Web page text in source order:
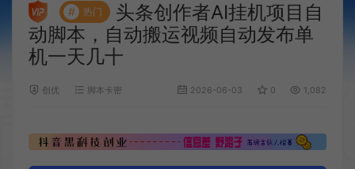
# 热门
头条创作者AI挂机项目自
动脚本，自动搬运视频自动发布单
机一天几十
创优 脚本卡密 2026-06-03 0 1,082